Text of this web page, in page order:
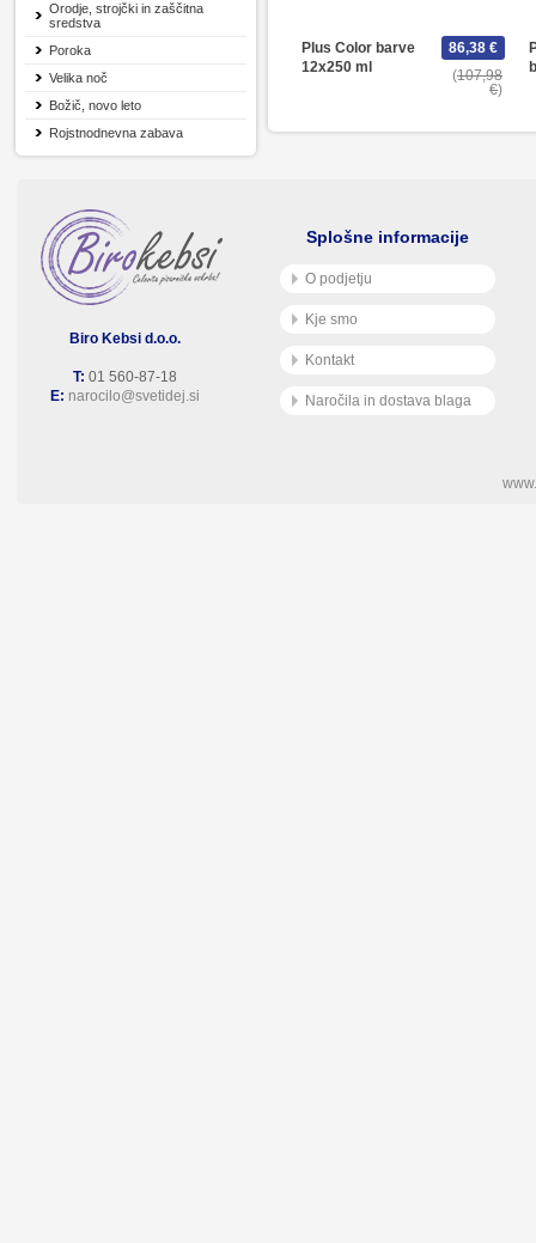
Orodje, strojčki in zaščitna
sredstva
Poroka
Velika noč
Božič, novo leto
Rojstnodnevna zabava
Plus Color barve
12x250 ml
107,98
€
86,38 €
Biro Kebsi d.o.o.
T: 01 560-87-18
E: narocilo@svetidej.si
Splošne informacije
O podjetju
Kje smo
Kontakt
Naročila in dostava blaga